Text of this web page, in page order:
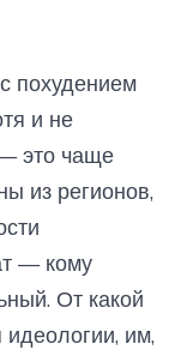
похудением
и не
это чаще
из регионов,
— кому
От какой
идеологии, им,